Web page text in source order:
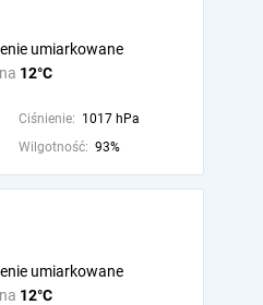
12°C
umiarkowane
Ciśnienie: 1017 hPa
Wilgotność: 93%
12°C
umiarkowane